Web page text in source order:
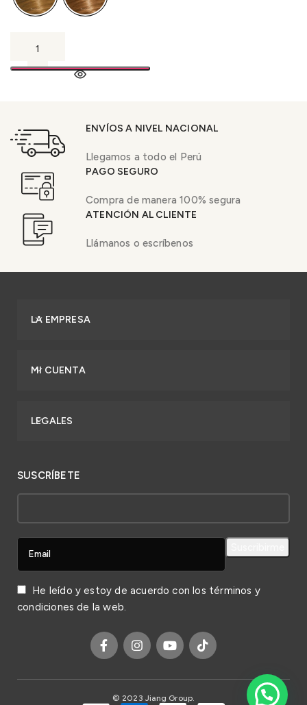
ENVÍOS A NIVEL NACIONAL
Llegamos a todo el Perú
PAGO SEGURO
Compra de manera 100% segura
ATENCIÓN AL CLIENTE
Llámanos o escríbenos
LA EMPRESA
MI CUENTA
LEGALES
SUSCRÍBETE
He leído y estoy de acuerdo con los términos y
condiciones de la web.
© 2023 Jiang Group.